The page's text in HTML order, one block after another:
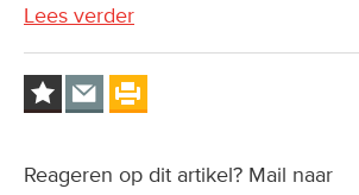
Lees verder
Reageren op dit artikel? Mail naar